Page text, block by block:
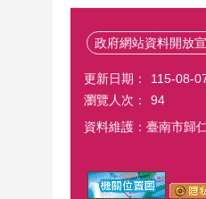
政府網站資料開放
更新日期：
115-08-
瀏覽人次：
94
資料維護：臺南市歸